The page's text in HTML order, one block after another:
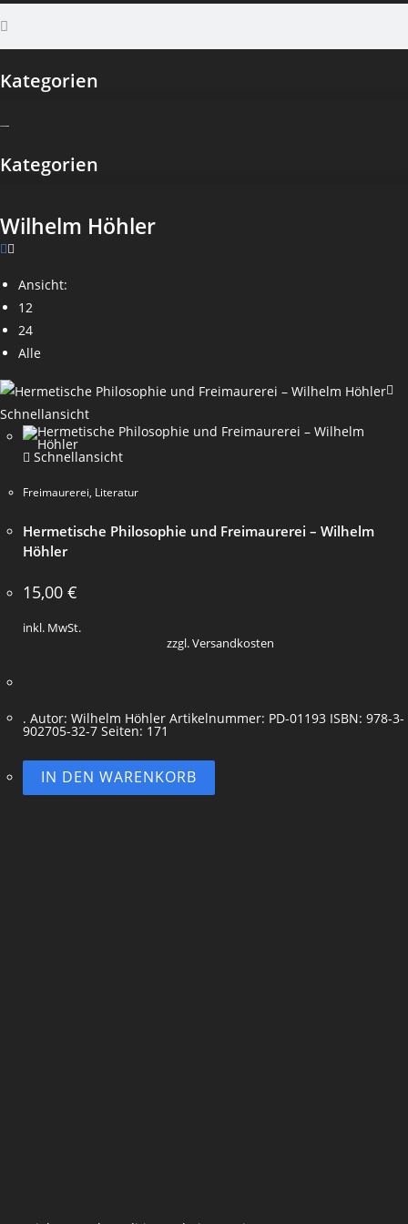
Kategorien
Kategorien
Wilhelm Höhler
Ansicht:
12
24
Alle
Schnellansicht
Schnellansicht
Freimaurerei, Literatur
Hermetische Philosophie und Freimaurerei – Wilhelm
Höhler
15,00 €
inkl. MwSt.
zzgl. Versandkosten
. Autor: Wilhelm Höhler Artikelnummer: PD-01193 ISBN: 978-3-
902705-32-7 Seiten: 171
IN DEN WARENKORB